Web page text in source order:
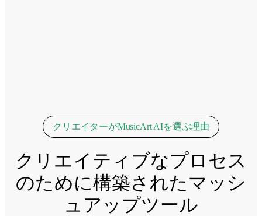
クリエイターがMusicArt AIを選ぶ理由
クリエイティブなプロセス
のために構築されたマッシ
ュアップツール